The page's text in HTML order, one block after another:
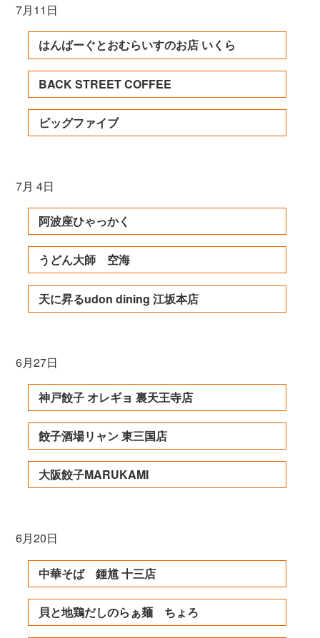
7月11日
はんばーぐとおむらいすのお店 いくら
BACK STREET COFFEE
ビッグファイブ
7月 4日
阿波座ひゃっかく
うどん大師 空海
天に昇るudon dining 江坂本店
6月27日
神戸餃子 オレギョ 裏天王寺店
餃子酒場リャン 東三国店
大阪餃子MARUKAMI
6月20日
中華そば 鍾馗 十三店
貝と地鶏だしのらぁ麺 ちょろ